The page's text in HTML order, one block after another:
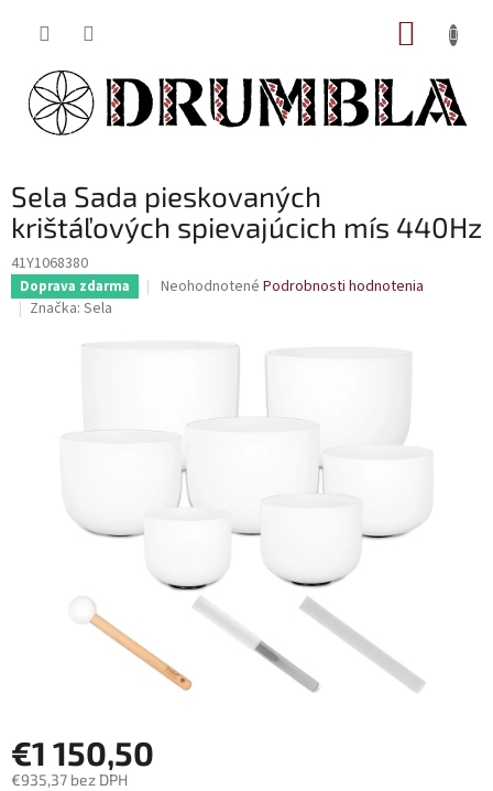
Sela Sada pieskovaných
krištáľových spievajúcich mís 440Hz
41Y1068380
Doprava zdarma
Priemerné
hviezdičiek.
Neohodnotené Podrobnosti hodnotenia
Značka: Sela
€1 150,50
€935,37 bez DPH